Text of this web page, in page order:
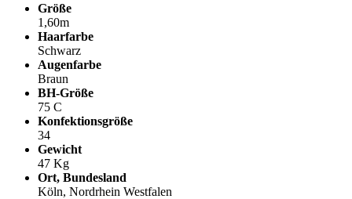
Größe
1,60m
Haarfarbe
Schwarz
Augenfarbe
Braun
BH-Größe
75 C
Konfektionsgröße
34
Gewicht
47 Kg
Ort, Bundesland
Köln, Nordrhein Westfalen